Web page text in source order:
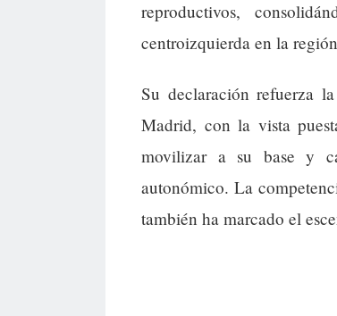
reproductivos,
centroizquierda en la
Su declaración refuerza
Madrid, con la vista
movilizar a su base y
autonómico. La
también ha marcado el